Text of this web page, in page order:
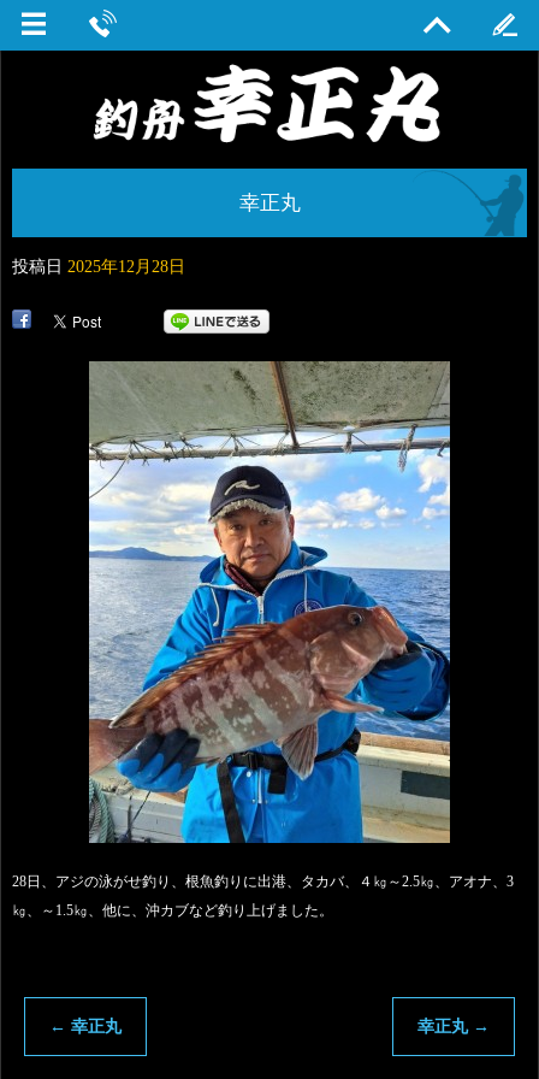
幸正丸
投稿日 2025年12月28日
28日、アジの泳がせ釣り、根魚釣りに出港、タカバ、４㎏～2.5㎏、アオナ、3
㎏、～1.5㎏、他に、沖カブなど釣り上げました。
← 幸正丸 幸正丸 →